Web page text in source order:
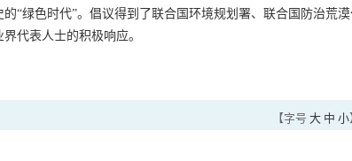
“绿色时代”。倡议得到了联合国环境规划署、联合国防治荒
代表人士的积极响应。
【字号 大 中 小